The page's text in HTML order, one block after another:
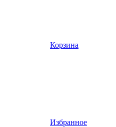
Корзина
Избранное